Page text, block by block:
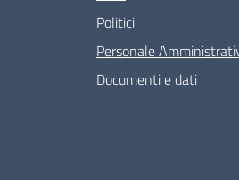
Politici
Personale
Documenti e dati